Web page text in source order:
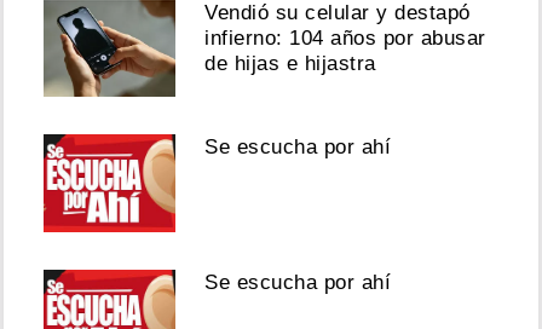
Vendió su celular y destapó
infierno: 104 años por abusar
de hijas e hijastra
Se escucha por ahí
Se escucha por ahí